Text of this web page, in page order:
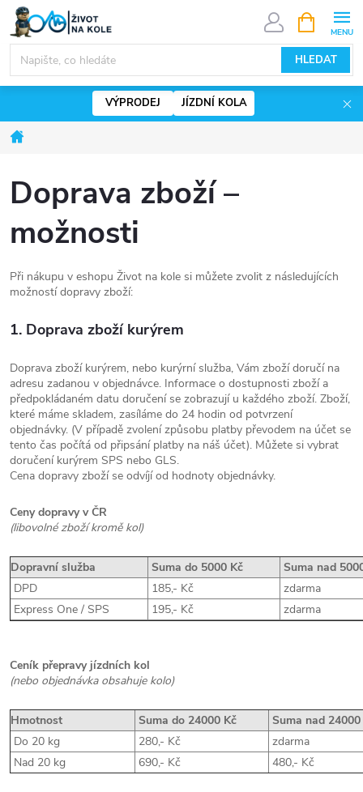
Přejít
obsah
HLEDAT
NÁKUPNÍ
KOŠÍK
VÝPRODEJ JÍZDNÍ KOLA
Doprava zboží –
možnosti
Při nákupu v eshopu Život na kole si můžete zvolit z následujících
možností dopravy zboží:
1. Doprava zboží kurýrem
Doprava zboží kurýrem, nebo kurýrní služba, Vám zboží doručí na
adresu zadanou v objednávce. Informace o dostupnosti zboží a
předpokládaném datu doručení se zobrazují u každého zboží. Zboží,
které máme skladem, zasíláme do 24 hodin od potvrzení
objednávky. (V případě zvolení způsobu platby převodem na účet se
tento čas počítá od připsání platby na náš účet). Můžete si vybrat
doručení kurýrem SPS nebo GLS.
Cena dopravy zboží se odvíjí od hodnoty objednávky.
Ceny dopravy v ČR
(libovolné zboží kromě kol)
Dopravní služba Suma do 5000 Kč
Suma nad
DPD
185,- Kč
zdarma
Express One / SPS 195,- Kč zdarma
Ceník přepravy jízdních kol
(nebo objednávka obsahuje kolo)
Hmotnost Suma do 24000 Kč
Suma nad 24000
Do 20 kg
280,- Kč
zdarma
Nad 20 kg
690,- Kč 480,- Kč
www.zivotnakole.eu - Chat